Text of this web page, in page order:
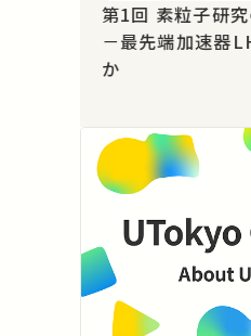
第1回 素粒子研究の過去・現在・未来
－最先端加速器
か